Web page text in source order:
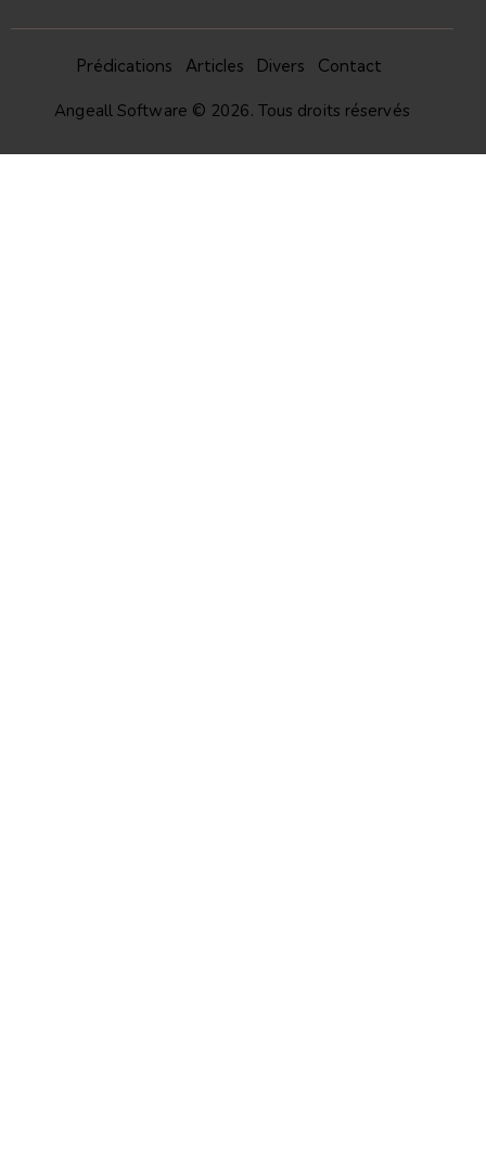
Prédications Articles Divers Contact
Angeall Software © 2026. Tous droits réservés